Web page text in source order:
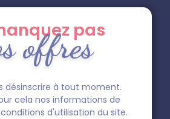
pas
offres
désinscrire à tout moment.
cela nos informations de
d'utilisation du site.